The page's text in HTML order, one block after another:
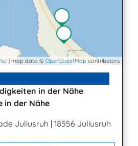
| map data © OpenStreetMap contributors
in der Nähe
in der Nähe
Juliusruh | 18556 Juliusruh